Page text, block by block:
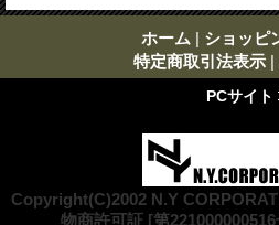
ホーム | ショッピ
特定商取引法表示 |
PCサイト
Copyright(C)2002 N.Y
物商許可証 [第